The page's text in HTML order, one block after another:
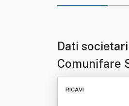
Dati
Comunifare
Semplificata
RICAVI